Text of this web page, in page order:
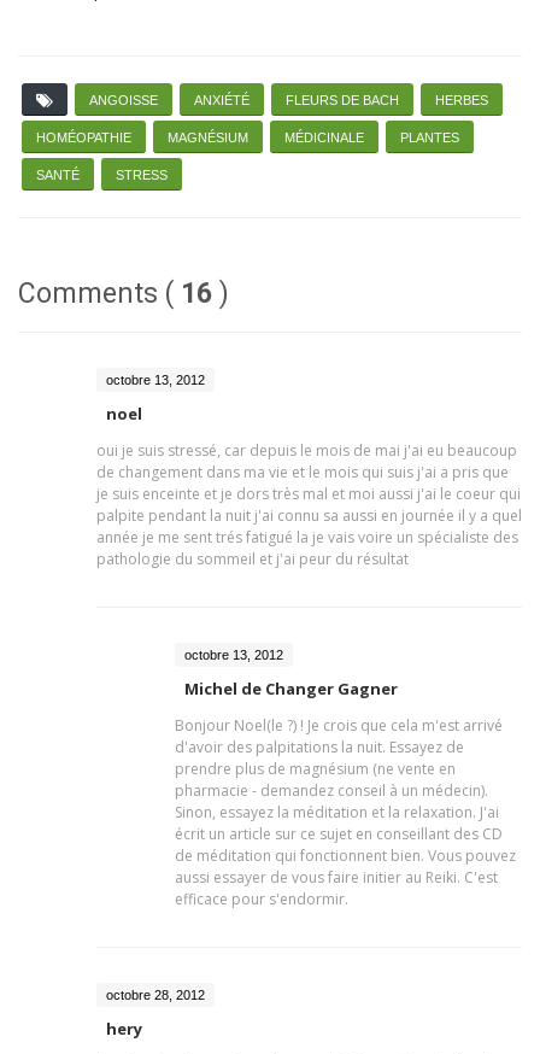
ANGOISSE ANXIÉTÉ FLEURS DE BACH HERBES
HOMÉOPATHIE MAGNÉSIUM MÉDICINALE PLANTES
SANTÉ STRESS
Comments ( 16 )
octobre 13, 2012
noel
oui je suis stressé, car depuis le mois de mai j'ai eu beaucoup
de changement dans ma vie et le mois qui suis j'ai a pris que
je suis enceinte et je dors très mal et moi aussi j'ai le coeur qui
palpite pendant la nuit j'ai connu sa aussi en journée il y a quel
année je me sent trés fatigué la je vais voire un spécialiste des
pathologie du sommeil et j'ai peur du résultat
octobre 13, 2012
Michel de Changer Gagner
Bonjour Noel(le ?) ! Je crois que cela m'est arrivé
d'avoir des palpitations la nuit. Essayez de
prendre plus de magnésium (ne vente en
pharmacie - demandez conseil à un médecin).
Sinon, essayez la méditation et la relaxation. J'ai
écrit un article sur ce sujet en conseillant des CD
de méditation qui fonctionnent bien. Vous pouvez
aussi essayer de vous faire initier au Reiki. C'est
efficace pour s'endormir.
octobre 28, 2012
hery